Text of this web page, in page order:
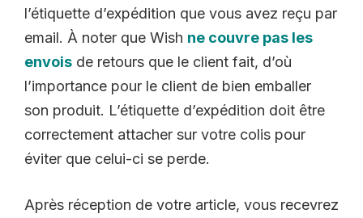
l’étiquette d’expédition que vous avez reçu par
email. À noter que Wish ne couvre pas les
envois de retours que le client fait, d’où
l’importance pour le client de bien emballer
son produit. L’étiquette d’expédition doit être
correctement attacher sur votre colis pour
éviter que celui-ci se perde.
Après réception de votre article, vous recevrez